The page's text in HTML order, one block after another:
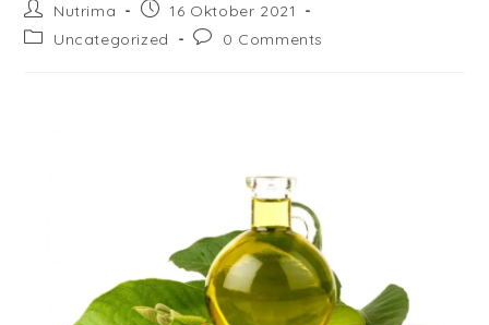
Nutrima
16 Oktober 2021
Uncategorized
0 Comments